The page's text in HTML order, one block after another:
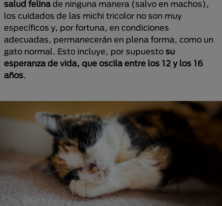
salud felina de ninguna manera (salvo en machos),
los cuidados de las michi tricolor no son muy
específicos y, por fortuna, en condiciones
adecuadas, permanecerán en plena forma, como un
gato normal. Esto incluye, por supuesto su
esperanza de vida, que oscila entre los 12 y los 16
años.